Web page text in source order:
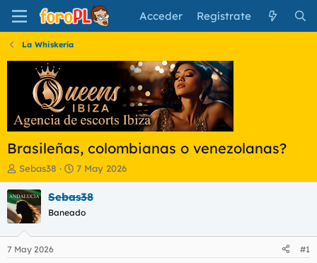
Acceder Regístrate
La Whiskería
Brasileñas, colombianas o venezolanas?
I
n
i
c
i
a
d
o
Sebas38
F
e
c
a
i
7 May 2026
Sebas38
Baneado
7 May 2026 #1